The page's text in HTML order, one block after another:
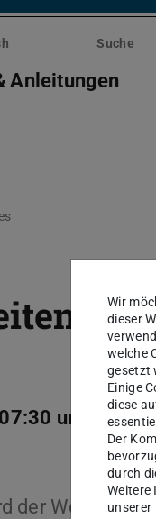
Suche
Anleitungen
und 8:30
der
Wir
dieser
welche
gesetzt
Einige
diese
Der
durch
Weitere
unserer